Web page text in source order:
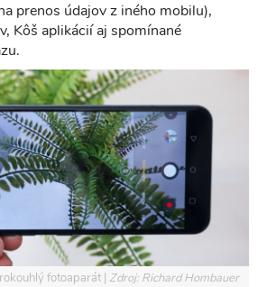
prenos údajov z iného mobilu),
Kôš aplikácií aj spomínané
fotoaparát Zdroj: Richard Hombauer